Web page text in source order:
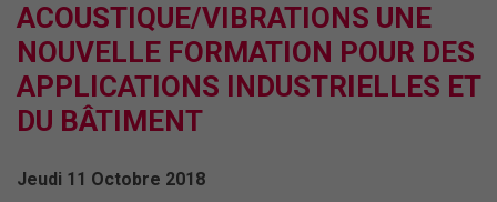
ACOUSTIQUE/VIBRATIONS UNE
NOUVELLE FORMATION POUR DES
APPLICATIONS INDUSTRIELLES ET
DU BÂTIMENT
Jeudi 11 Octobre 2018